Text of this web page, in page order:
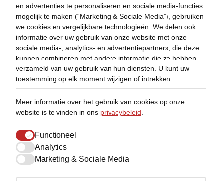
Lichtspecialist in
en advertenties te personaliseren en sociale media-functies
mogelijk te maken (“Marketing & Sociale Media”), gebruiken
we cookies en vergelijkbare technologieën. We delen ook
informatie over uw gebruik van onze website met onze
sociale media-, analytics- en advertentiepartners, die deze
kunnen combineren met andere informatie die ze hebben
verzameld van uw gebruik van hun diensten. U kunt uw
toestemming op elk moment wijzigen of intrekken.
Meer informatie over het gebruik van cookies op onze
website is te vinden in ons privacybeleid
Functioneel
Analytics
Marketing & Sociale Media